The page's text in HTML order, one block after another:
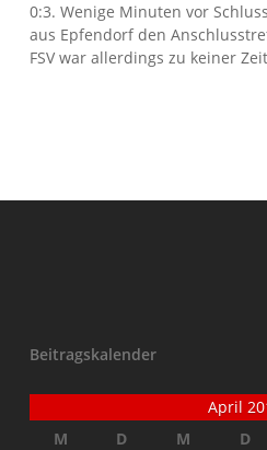
0:3. Wenige Minuten vor
aus Epfendorf den
FSV war allerdings zu keiner
Beitragskalender
April
M
D M D